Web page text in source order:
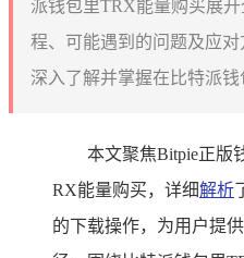
派钱包里TRX能量购买展
程、可能遇到的问题及应
深入了解并掌握在比特派
本文聚焦Bitpie正版
RX能量购买，详细解析
的下载操作，为用户提